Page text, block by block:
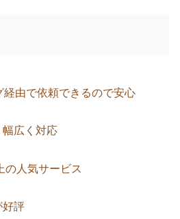
経由で依頼できるので安心
広く対応
の人気サービス
好評